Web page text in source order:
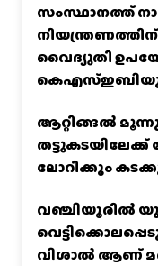
സംസ്ഥാനത്ത്
വൈദ്യുതി
ആറ്റിങ്ങൽ
തട്ടുകടയിലേക്ക്
ലോറിക്കും
വഞ്ചിയൂരില്‍
വിശാല്‍ ആണ്